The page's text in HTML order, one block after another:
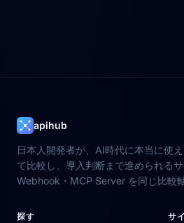
apihub
日本人開発者が、AI時代に本当に使
て比較し、導入判断まで進められるサ
Webhook・MCP Server を同じ比較
探す サ